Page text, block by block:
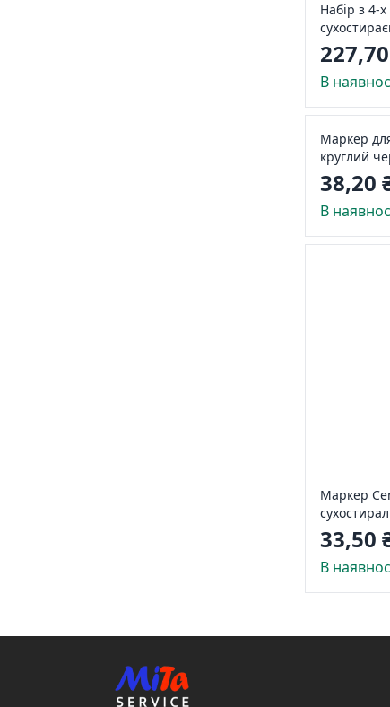
Набір з 4-
(BM241-
В
Маркер
круглий
38,20
В
Маркер
2 мм
33,50
В